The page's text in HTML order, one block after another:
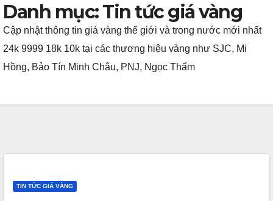
Danh mục:Tin tức giá vàng
Cập nhật thông tin giá vàng thế giới và trong nước mới nhất
24k 9999 18k 10k tại các thương hiệu vàng như SJC, Mi
Hồng, Bảo Tín Minh Châu, PNJ, Ngọc Thẩm
TIN TỨC GIÁ VÀNG